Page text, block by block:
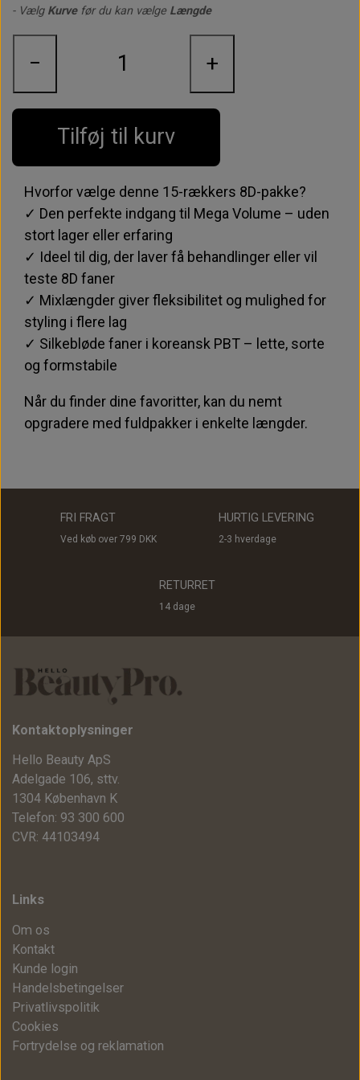
mixlængder fra6–12 mm, og kan vælge mellem
eller D-kurve
, alt efter det look dine kunder ønsker.
- Vælg Kurvefør du kan vælge Længde
− +
Tilføj til kurv
Hvorfor vælge denne 15-rækkers 8D-pakke?
✓ Den perfekte indgang til Mega Volume – uden
stort lager eller erfaring
✓ Ideel til dig, der laver få behandlinger eller vil
teste 8D faner
✓ Mixlængder giver fleksibilitet og mulighed for
styling i flere lag
✓ Silkebløde faner i koreansk PBT – lette, sorte
og formstabile
Når du finder dine favoritter, kan du nemt
opgradere med fuldpakker i enkelte længder.
FRI FRAGT
Ved køb over 799 DKK
HURTIG LEVERING
2-3 hverdage
RETURRET
14 dage
Kontaktoplysninger
Hello Beauty ApS
Adelgade 106, sttv.
1304 København K
Telefon: 93 300 600
CVR: 44103494
Links
Om os
Kontakt
Kunde login
Handelsbetingelser
Privatlivspolitik
Cookies
Fortrydelse og reklamation